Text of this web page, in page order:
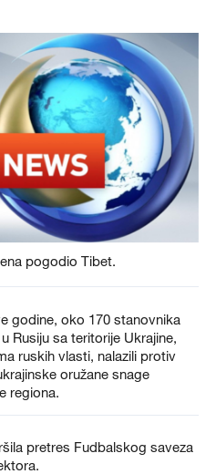
pogodio Tibet.
godine, oko 170 stanovnika
Rusiju sa teritorije Ukrajine,
ruskih vlasti, nalazili protiv
oružane snage
regiona.
pretres Fudbalskog saveza